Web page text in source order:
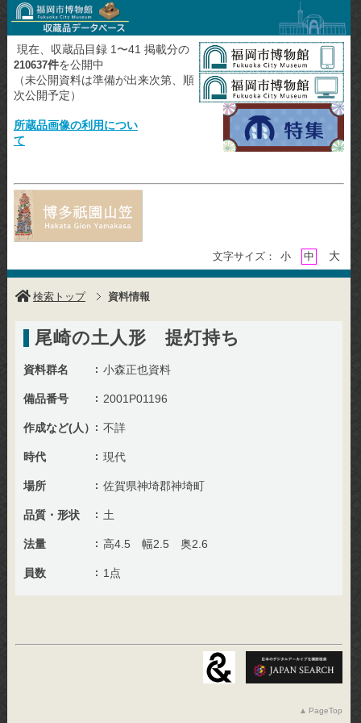
現在、収蔵品目録 1〜41 掲載分の
210637件を公開中
（未公開資料は準備が出来次第、順
次公開予定）
所蔵品画像の利用につい
て
文字サイズ： 小 中 大
検索トップ 資料情報
尾崎の土人形 提灯持ち
資料群名 小森正也資料
備品番号 2001P01196
作成など(人） 不詳
時代 現代
場所 佐賀県神埼郡神埼町
品質・形状 土
法量 高4.5 幅2.5 奥2.6
員数 1点
PageTop